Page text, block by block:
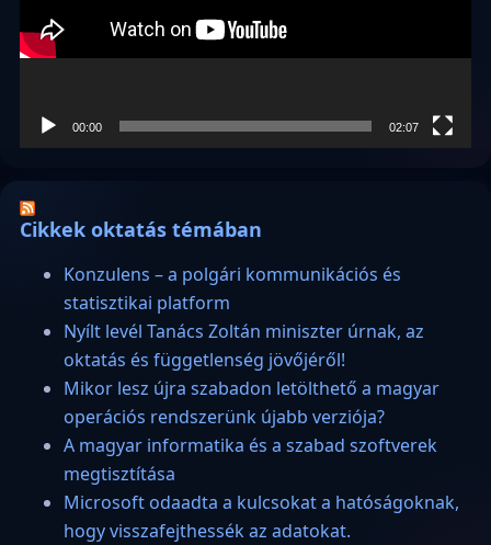
00:00 02:07
Cikkek oktatás témában
Konzulens – a polgári kommunikációs és
statisztikai platform
Nyílt levél Tanács Zoltán miniszter úrnak, az
oktatás és függetlenség jövőjéről!
Mikor lesz újra szabadon letölthető a magyar
operációs rendszerünk újabb verziója?
A magyar informatika és a szabad szoftverek
megtisztítása
Microsoft odaadta a kulcsokat a hatóságoknak,
hogy visszafejthessék az adatokat.